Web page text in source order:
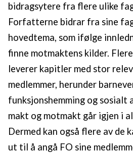
bidragsytere fra flere ulike
Forfatterne bidrar fra sine
hovedtema, som ifølge
finne motmaktens kilder.
leverer kapitler med stor
medlemmer, herunder
funksjonshemming og sosialt
makt og motmakt går igjen i
Dermed kan også flere av de
ut til å angå FO sine